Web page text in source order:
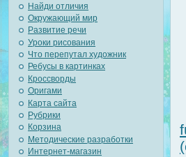
Найди отличия
Окружающий мир
Развитие речи
Уроки рисования
Что перепутал художник
Ребусы в картинках
Кроссворды
Оригами
Карта сайта
Рубрики
Корзина
Методические разработки
Интернет-магазин